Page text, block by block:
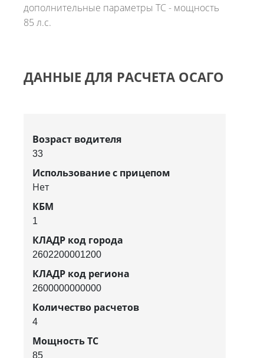
дополнительные параметры ТС - мощность
85 л.с.
ДАННЫЕ ДЛЯ РАСЧЕТА ОСАГО
Возраст водителя
33
Использование с прицепом
Нет
КБМ
1
КЛАДР код города
2602200001200
КЛАДР код региона
2600000000000
Количество расчетов
4
Мощность ТС
85